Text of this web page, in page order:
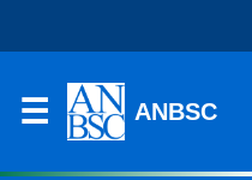
ANBSC